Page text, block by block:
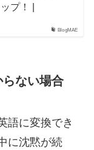
BlogMAE
プ！ |
ない場合
語に変換でき
に沈黙が続